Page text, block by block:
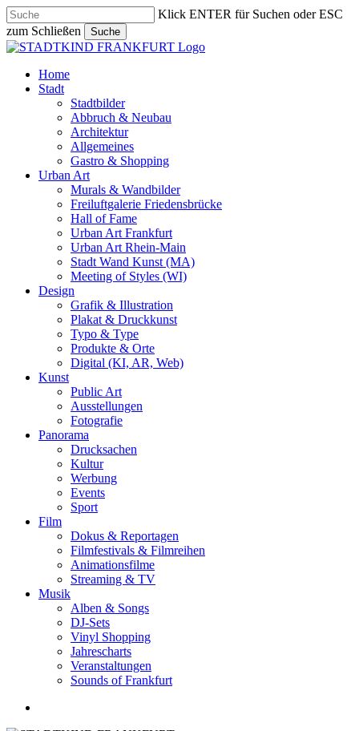
Skip
to
main
content
Klick ENTER für Suchen oder ESC
zum Schließen
Suche
Close
search
Menu
Home
Stadt
Stadtbilder
Abbruch & Neubau
Architektur
Allgemeines
Gastro & Shopping
Urban Art
Murals & Wandbilder
Freiluftgalerie Friedensbrücke
Hall of Fame
Urban Art Frankfurt
Urban Art Rhein-Main
Stadt Wand Kunst (MA)
Meeting of Styles (WI)
Design
Grafik & Illustration
Plakat & Druckkunst
Typo & Type
Produkte & Orte
Digital (KI, AR, Web)
Kunst
Public Art
Ausstellungen
Fotografie
Panorama
Drucksachen
Kultur
Werbung
Events
Sport
Film
Dokus & Reportagen
Filmfestivals & Filmreihen
Animationsfilme
Streaming & TV
Musik
Alben & Songs
DJ-Sets
Vinyl Shopping
Jahrescharts
Veranstaltungen
Sounds of Frankfurt